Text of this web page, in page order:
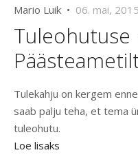
Mario Luik • 06. mai, 2015
Tuleohutuse
Tulekahju on kergem
saab palju teha, et tema
tuleohutu.
Loe lisaks